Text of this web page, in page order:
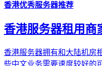
香港优秀服务器推荐
香港服务器租用商
香港服务器拥有和大陆机房
些中文业务需要速度较好的